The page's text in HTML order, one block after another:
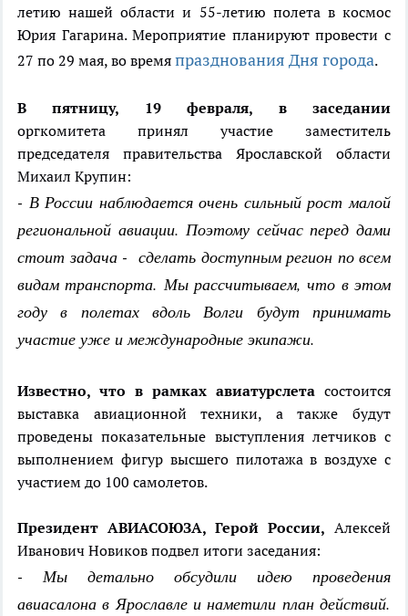
летию нашей области и 55-летию полета в космос
Юрия Гагарина. Мероприятие планируют провести с
27 по 29 мая, во время празднования Дня города.
В пятницу, 19 февраля, в заседании
оргкомитета принял участие заместитель
председателя правительства Ярославской области
Михаил Крупин:
- В России наблюдается очень сильный рост малой
региональной авиации. Поэтому сейчас перед дами
стоит задача - сделать доступным регион по всем
видам транспорта. Мы рассчитываем, что в этом
году в полетах вдоль Волги будут принимать
участие уже и международные экипажи.
Известно, что в рамках авиатурслета состоится
выставка авиационной техники, а также будут
проведены показательные выступления летчиков с
выполнением фигур высшего пилотажа в воздухе с
участием до 100 самолетов.
Президент АВИАСОЮЗА, Герой России, Алексей
Иванович Новиков подвел итоги заседания:
- Мы детально обсудили идею проведения
авиасалона в Ярославле и наметили план действий.